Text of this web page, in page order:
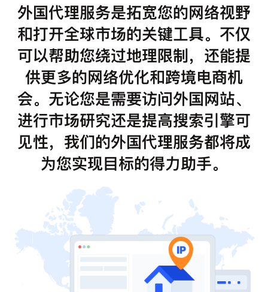
外国代理服务是拓宽您的网络视野
和打开全球市场的关键工具。不仅
可以帮助您绕过地理限制，还能提
供更多的网络优化和跨境电商机
会。无论您是需要访问外国网站、
进行市场研究还是提高搜索引擎可
见性，我们的外国代理服务都将成
为您实现目标的得力助手。